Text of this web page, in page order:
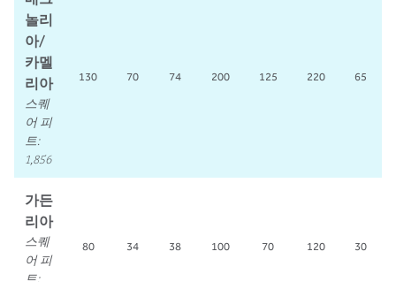
놀리
아/
카멜
리아
스퀘
어 피
트:
1,856
130 70 74 200 125 220 65
가든
리아
스퀘
어 피
트:
80 34 38 100 70 120 30